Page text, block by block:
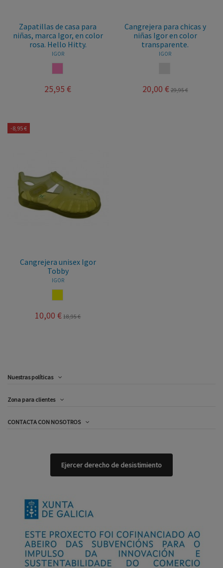
Zapatillas de casa para
niñas, marca Igor, en color
rosa. Hello Hitty.
IGOR
25,95 €
Cangrejera para chicas y
niñas Igor en color
transparente.
IGOR
20,00 € 29,95 €
-8,95 €
Cangrejera unisex Igor
Tobby
IGOR
10,00 € 18,95 €
Nuestras políticas
Zona para clientes
CONTACTA CON NOSOTROS
Ejercer derecho de desistimiento